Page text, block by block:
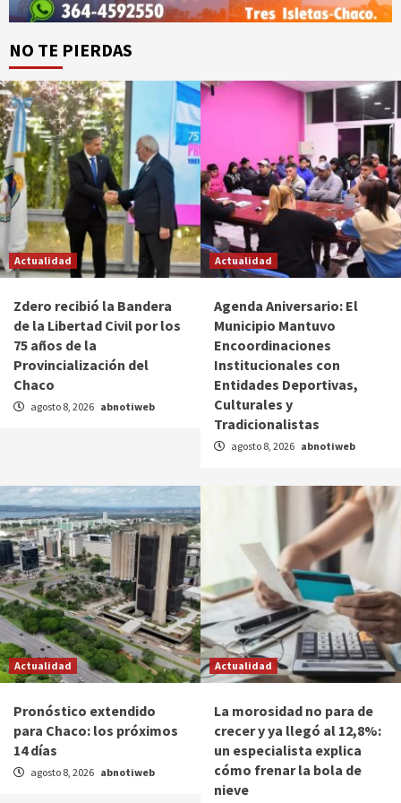
NO TE PIERDAS
Actualidad
Zdero recibió la Bandera
de la Libertad Civil por los
75 años de la
Provincialización del
Chaco
agosto 8, 2026 abnotiweb
Actualidad
Agenda Aniversario: El
Municipio Mantuvo
Encoordinaciones
Institucionales con
Entidades Deportivas,
Culturales y
Tradicionalistas
agosto 8, 2026 abnotiweb
Actualidad
Pronóstico extendido
para Chaco: los próximos
14 días
agosto 8, 2026 abnotiweb
Actualidad
La morosidad no para de
crecer y ya llegó al 12,8%:
un especialista explica
cómo frenar la bola de
nieve